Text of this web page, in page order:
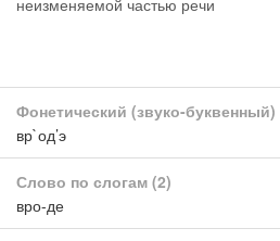
неизменяемой частью речи
Фонетический (звуко-
вр`од’э
Слово по слогам (2)
вро-де